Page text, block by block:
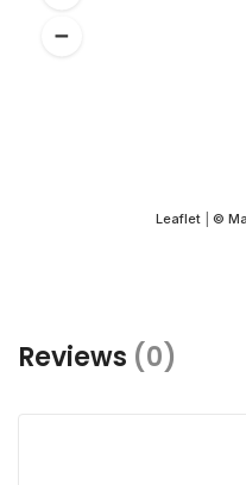
Leaflet ©
Reviews (0)